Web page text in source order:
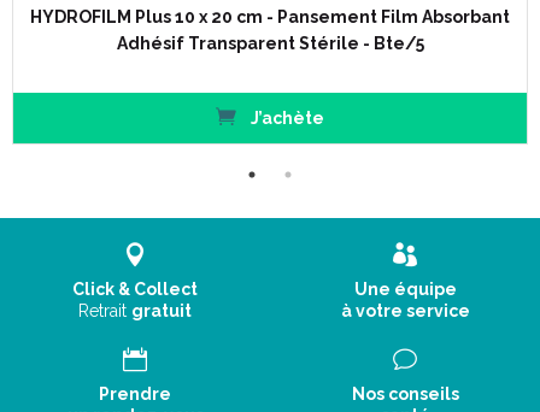
HYDROFILM Plus 10 x 20 cm - Pansement Film Absorbant
Adhésif Transparent Stérile - Bte/5
J’achète
Click & Collect
Retrait gratuit
Une équipe
à votre service
Prendre
Nos conseils